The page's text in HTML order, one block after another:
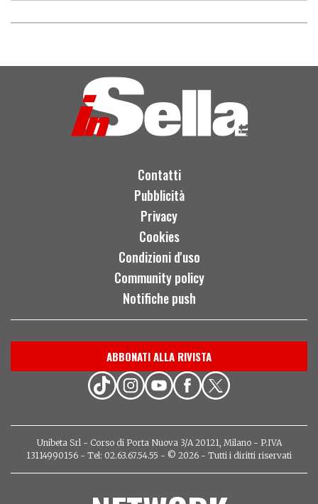
Contatti
Pubblicità
Privacy
Cookies
Condizioni d'uso
Community policy
Notifiche push
ABBONATI ALLA RIVISTA
Unibeta Srl - Corso di Porta Nuova 3/A 20121, Milano - P.IVA
13114990156 - Tel: 02.63.67.54.55 - © 2026 - Tutti i diritti riservati